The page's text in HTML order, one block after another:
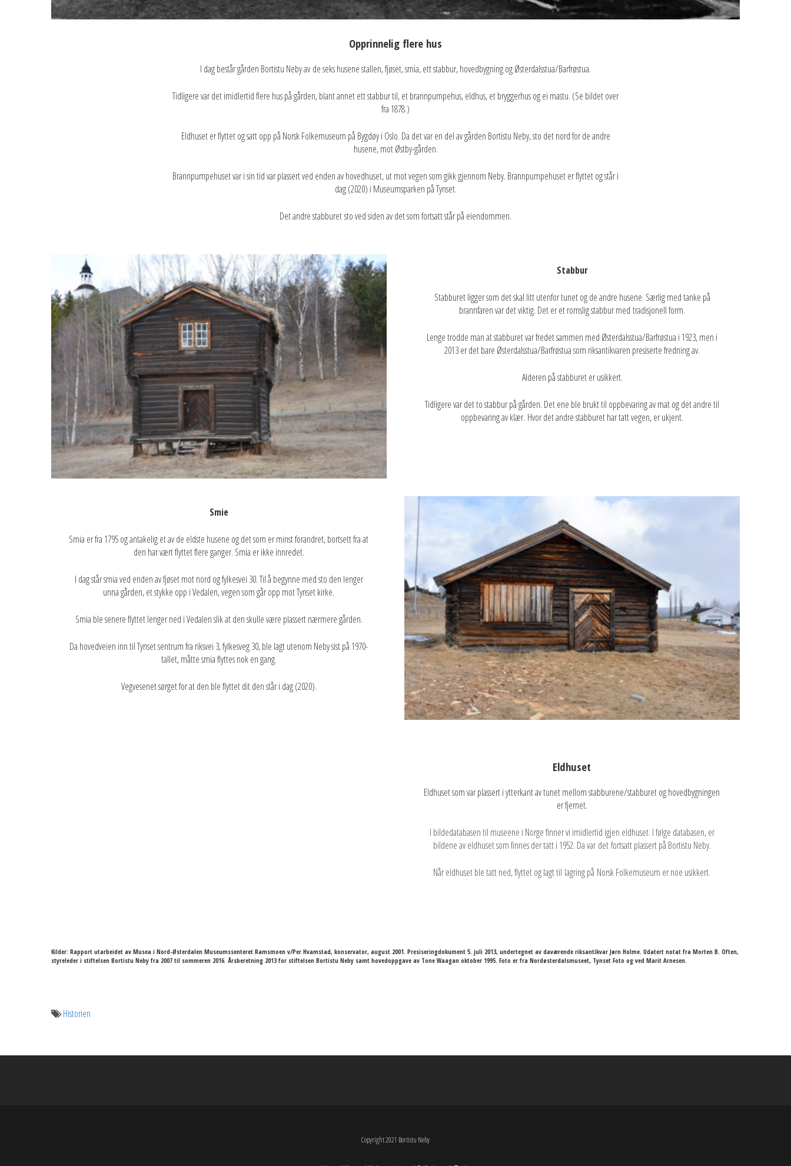
Opprinnelig flere hus
I dag består gården Bortistu Neby av de seks husene stallen, fjøset, smia, ett stabbur, hovedbygning og Østerdalsstua/Barfrøstua.
Tidligere var det imidlertid flere hus på gården, blant annet ett stabbur til, et brannpumpehus, eldhus, et bryggerhus og ei mastu. (Se bildet over
fra 1878.)
Eldhuset er flyttet og satt opp på Norsk Folkemuseum på Bygdøy i Oslo. Da det var en del av gården Bortistu Neby, sto det nord for de andre
husene, mot Østby-gården.
Brannpumpehuset var i sin tid var plassert ved enden av hovedhuset, ut mot vegen som gikk gjennom Neby. Brannpumpehuset er flyttet og står i
dag (2020) i Museumsparken på Tynset.
Det andre stabburet sto ved siden av det som fortsatt står på eiendommen.
Stabbur
Stabburet ligger som det skal litt utenfor tunet og de andre husene. Særlig med tanke på
brannfaren var det viktig. Det er et romslig stabbur med tradisjonell form.
Lenge trodde man at stabburet var fredet sammen med Østerdalsstua/Barfrøstua i 1923, men i
2013 er det bare Østerdalsstua/Barfrøstua som riksantikvaren presiserte fredning av.
Alderen på stabburet er usikkert.
Tidligere var det to stabbur på gården. Det ene ble brukt til oppbevaring av mat og det andre til
oppbevaring av klær. Hvor det andre stabburet har tatt vegen, er ukjent.
Smie
Smia er fra 1795 og antakelig et av de eldste husene og det som er minst forandret, bortsett fra at
den har vært flyttet flere ganger. Smia er ikke innredet.
I dag står smia ved enden av fjøset mot nord og fylkesvei 30. Til å begynne med sto den lenger
unna gården, et stykke opp i Vedalen, vegen som går opp mot Tynset kirke.
Smia ble senere flyttet lenger ned i Vedalen slik at den skulle være plassert nærmere gården.
Da hovedveien inn til Tynset sentrum fra riksvei 3, fylkesveg 30, ble lagt utenom Neby sist på 1970-
tallet, måtte smia flyttes nok en gang.
Vegvesenet sørget for at den ble flyttet dit den står i dag (2020).
Eldhuset
Eldhuset som var plassert i ytterkant av tunet mellom stabburene/stabburet og hovedbygningen
er fjernet.
I bildedatabasen til museene i Norge finner vi imidlertid igjen eldhuset. I følge databasen, er
bildene av eldhuset som finnes der tatt i 1952. Da var det fortsatt plassert på Bortistu Neby.
Når eldhuset ble tatt ned, flyttet og lagt til lagring på Norsk Folkemuseum er noe usikkert.
Kilder: Rapport utarbeidet av Musea i Nord-Østerdalen Museumssenteret Ramsmoen v/Per Hvamstad, konservator, august 2001. Presiseringdokument 5. juli 2013, undertegnet av daværende riksantikvar Jørn Holme. Udatert notat fra Morten B. Often,
styreleder i stiftelsen Bortistu Neby fra 2007 til sommeren 2016. Årsberetning 2013 for stiftelsen Bortistu Neby samt hovedoppgave av Tone Waagan oktober 1995. Foto er fra Nordøsterdalsmuseet, Tynset Foto og ved Marit Arnesen.
Historien
Copyright 2021 Bortistu Neby